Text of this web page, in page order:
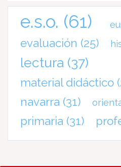
e.s.o. (61)
evaluación (25)
lectura (37)
material didáctico
navarra (31)
primaria (31)